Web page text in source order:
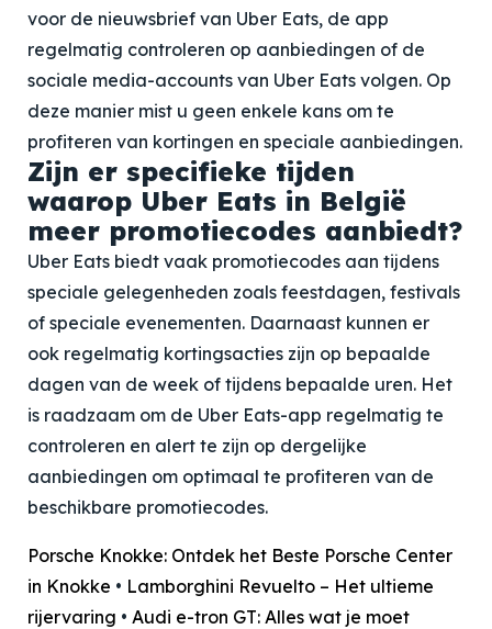
voor de nieuwsbrief van Uber Eats, de app
regelmatig controleren op aanbiedingen of de
sociale media-accounts van Uber Eats volgen. Op
deze manier mist u geen enkele kans om te
profiteren van kortingen en speciale aanbiedingen.
Zijn er specifieke tijden
waarop Uber Eats in België
meer promotiecodes aanbiedt?
Uber Eats biedt vaak promotiecodes aan tijdens
speciale gelegenheden zoals feestdagen, festivals
of speciale evenementen. Daarnaast kunnen er
ook regelmatig kortingsacties zijn op bepaalde
dagen van de week of tijdens bepaalde uren. Het
is raadzaam om de Uber Eats-app regelmatig te
controleren en alert te zijn op dergelijke
aanbiedingen om optimaal te profiteren van de
beschikbare promotiecodes.
Porsche Knokke: Ontdek het Beste Porsche Center
in Knokke • Lamborghini Revuelto – Het ultieme
rijervaring • Audi e-tron GT: Alles wat je moet